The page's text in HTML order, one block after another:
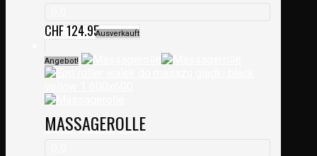
CHF124.95Ausverkauft
Angebot!
MASSAGEROLLE